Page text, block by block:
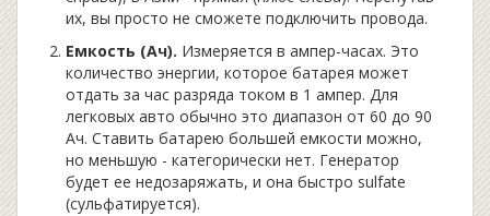
их, вы просто не сможете подключить провода.
Емкость (Ач). Измеряется в ампер-часах. Это
количество энергии, которое батарея может
отдать за час разряда током в 1 ампер. Для
легковых авто обычно это диапазон от 60 до 90
Ач. Ставить батарею большей емкости можно,
но меньшую - категорически нет. Генератор
будет ее недозаряжать, и она быстро sulfate
(сульфатируется).